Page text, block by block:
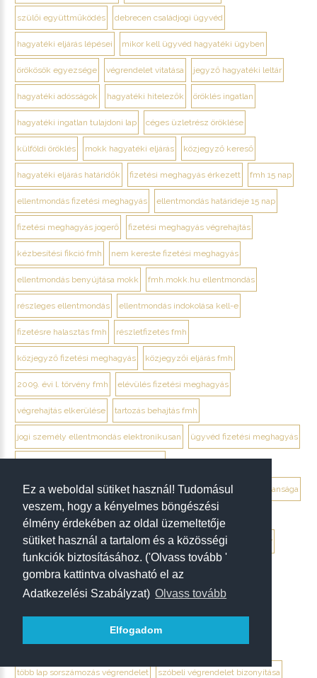
Ez a weboldal sütiket használ! Tudomásul
veszem, hogy a kényelmes böngészési
élmény érdekében az oldal üzemeltetője
sütiket használ a tartalom és a közösségi
funkciók biztosításához. ('Olvass tovább '
gombra kattintva olvasható el az
Adatkezelési Szabályzat) Olvass tovább
Elfogadom
szülői együttműködés debrecen családjogi ügyvéd
hagyatéki eljárás lépései mikor kell ügyvéd hagyatéki ügyben
örökösök egyezsége végrendelet vitatása jegyző hagyatéki leltár
hagyatéki adósságok hagyatéki hitelezők öröklés ingatlan
hagyatéki ingatlan tulajdoni lap céges üzletrész öröklése
külföldi öröklés mokk hagyatéki eljárás közjegyző kereső
hagyatéki eljárás határidők fizetési meghagyás érkezett fmh 15 nap
ellentmondás fizetési meghagyás ellentmondás határideje 15 nap
fizetési meghagyás jogerő fizetési meghagyás végrehajtás
kézbesítési fikció fmh nem kereste fizetési meghagyás
ellentmondás benyújtása mokk fmh.mokk.hu ellentmondás
részleges ellentmondás ellentmondás indokolása kell-e
fizetésre halasztás fmh részletfizetés fmh
közjegyző fizetési meghagyás közjegyzői eljárás fmh
2009. évi l. törvény fmh elévülés fizetési meghagyás
végrehajtás elkerülése tartozás behajtás fmh
jogi személy ellentmondás elektronikusan ügyvéd fizetési meghagyás
végrendelet megtámadása mikor érdemes végrendelet hatálytalansága
érvénytelenség megállapítása per hagyatéki per végrendelet
megtámadási nyilatkozat megtámadás elévülése 5 év ptk. 7:37
beszámíthatóság végrendelet
tévedés megtévesztés fenyegetés végrendelet
keltezés hiánya végrendelet aláírás hiánya végrendelet
több lap sorszámozás végrendelet szóbeli végrendelet bizonyítása